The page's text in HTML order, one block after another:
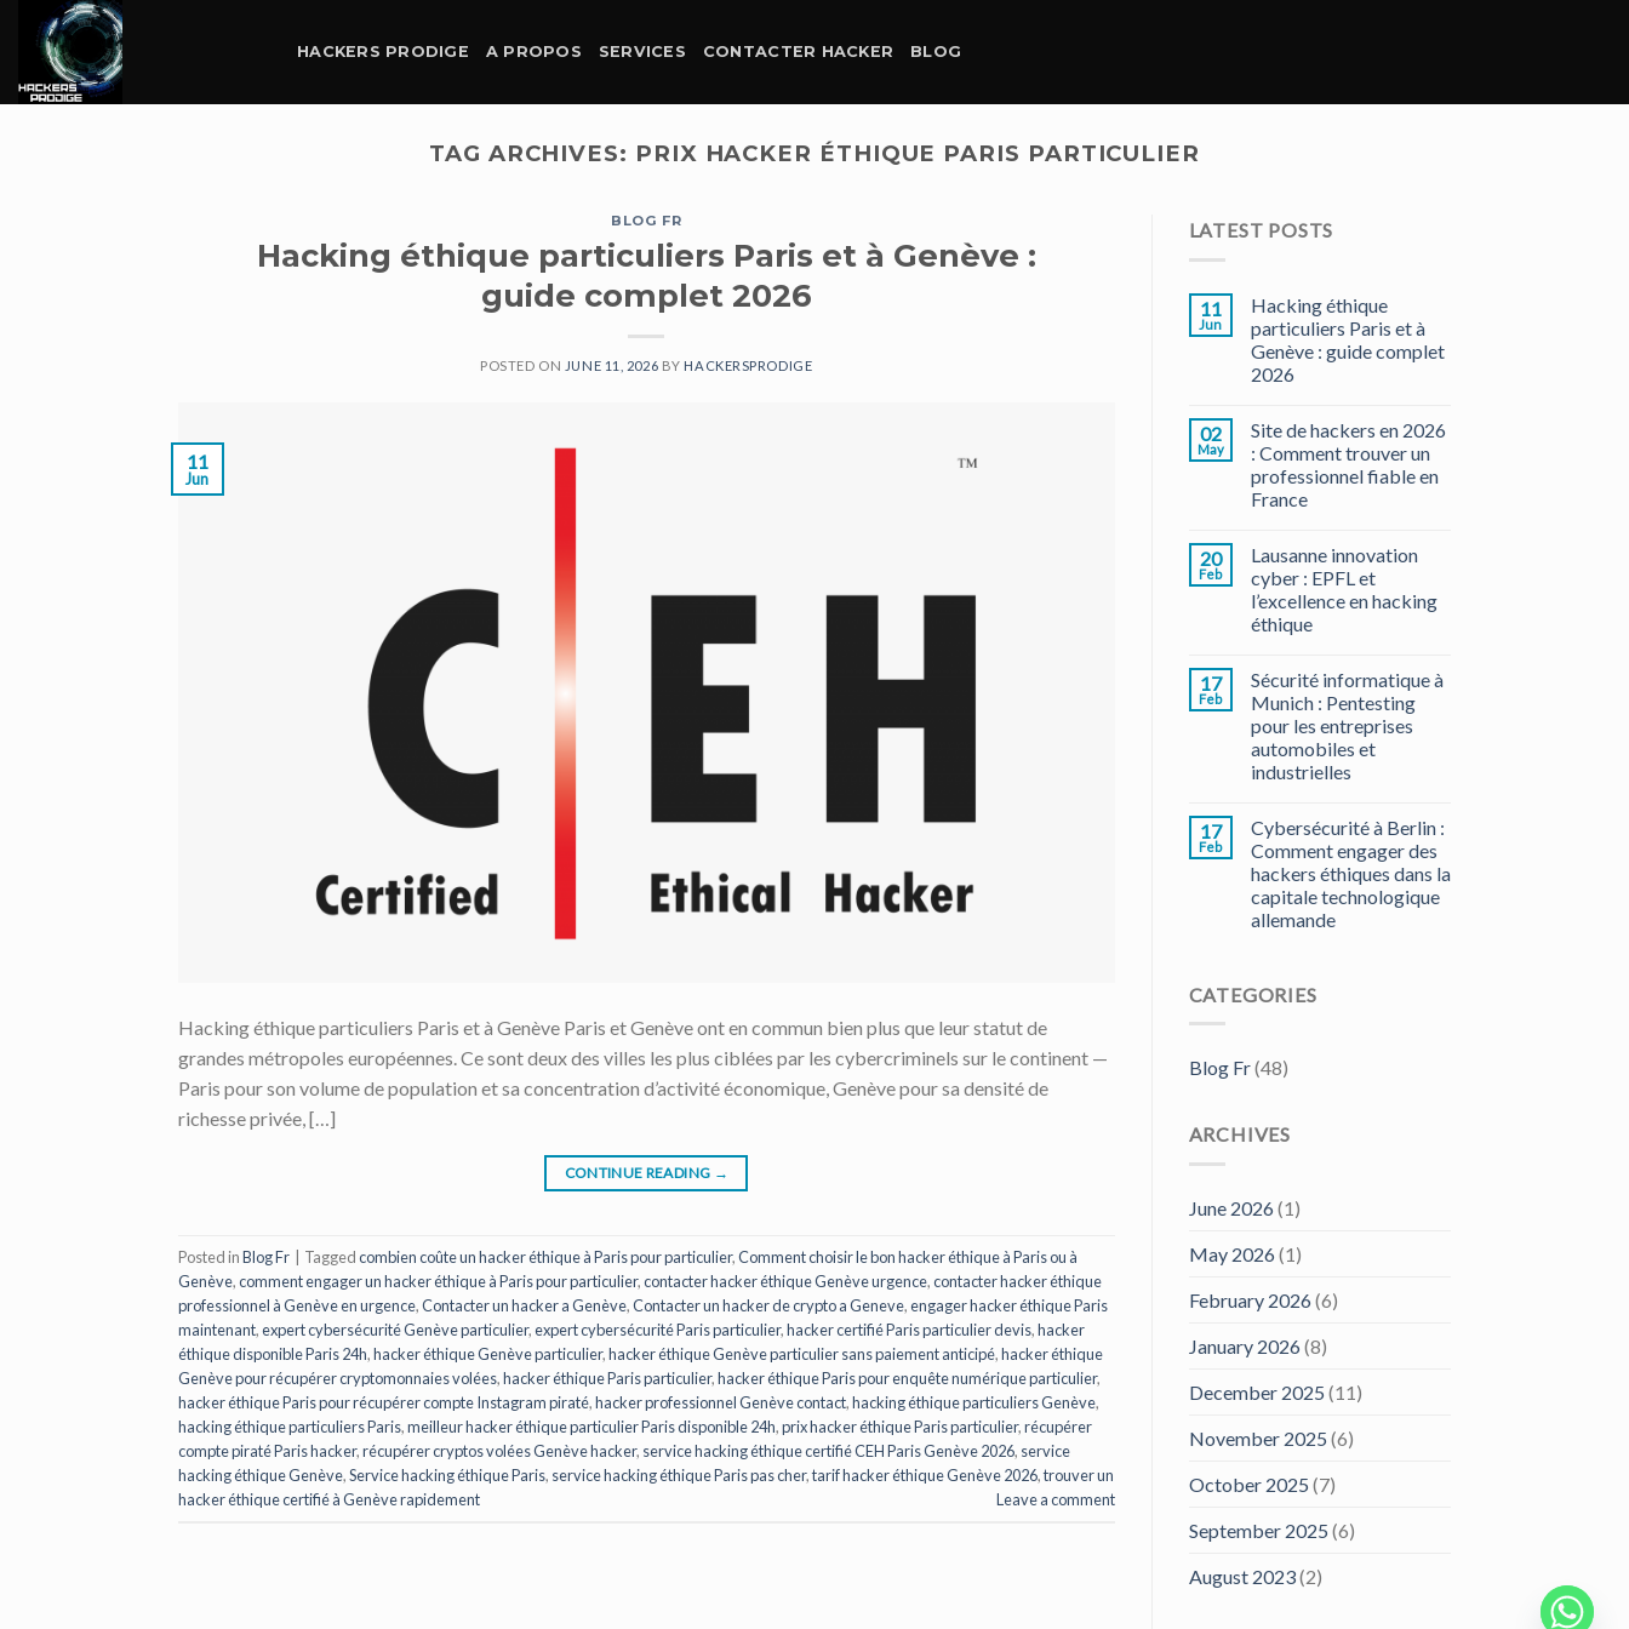
content
HACKERS PRODIGE A PROPOS SERVICES CONTACTER HACKER BLOG
TAG ARCHIVES: PRIX HACKER ÉTHIQUE PARIS PARTICULIER
BLOG FR
Hacking éthique particuliers Paris et à Genève :
guide complet 2026
POSTED ON JUNE 11, 2026 BY HACKERSPRODIGE
11
Jun
Hacking éthique particuliers Paris et à Genève Paris et Genève ont en commun bien plus que leur statut de
grandes métropoles européennes. Ce sont deux des villes les plus ciblées par les cybercriminels sur le continent —
Paris pour son volume de population et sa concentration d’activité économique, Genève pour sa densité de
richesse privée, […]
CONTINUE READING →
Posted inBlog Fr Taggedcombien coûte un hacker éthique à Paris pour particulier,Comment choisir le bon hacker éthique à Paris ou à
Genève,comment engager un hacker éthique à Paris pour particulier,contacter hacker éthique Genève urgence,contacter hacker éthique
professionnel à Genève en urgence,Contacter un hacker a Genève,Contacter un hacker de crypto a Geneve,engager hacker éthique Paris
maintenant,expert cybersécurité Genève particulier,expert cybersécurité Paris particulier,hacker certifié Paris particulier devis,hacker
éthique disponible Paris 24h,hacker éthique Genève particulier,hacker éthique Genève particulier sans paiement anticipé,hacker éthique
Genève pour récupérer cryptomonnaies volées,hacker éthique Paris particulier,hacker éthique Paris pour enquête numérique particulier,
hacker éthique Paris pour récupérer compte Instagram piraté,hacker professionnel Genève contact,hacking éthique particuliers Genève,
hacking éthique particuliers Paris,meilleur hacker éthique particulier Paris disponible 24h,prix hacker éthique Paris particulier,récupérer
compte piraté Paris hacker,récupérer cryptos volées Genève hacker, service hacking éthique certifié CEH Paris Genève 2026, service
hacking éthique Genève,Service hacking éthique Paris, service hacking éthique Paris pas cher,tarif hacker éthique Genève 2026,trouver un
hacker éthique certifié à Genève rapidement
Leave a comment
LATEST POSTS
11
Jun
Hacking éthique
particuliers Paris et à
Genève : guide complet
2026
02
May
Site de hackers en 2026
: Comment trouver un
professionnel fiable en
France
20
Feb
Lausanne innovation
cyber : EPFL et
l’excellence en hacking
éthique
17
Feb
Sécurité informatique à
Munich : Pentesting
pour les entreprises
automobiles et
industrielles
17
Feb
Cybersécurité à Berlin :
Comment engager des
hackers éthiques dans la
capitale technologique
allemande
CATEGORIES
Blog Fr(48)
ARCHIVES
June 2026(1)
May 2026(1)
February 2026(6)
January 2026(8)
December 2025 (11)
November 2025 (6)
October 2025 (7)
September 2025 (6)
August 2023(2)